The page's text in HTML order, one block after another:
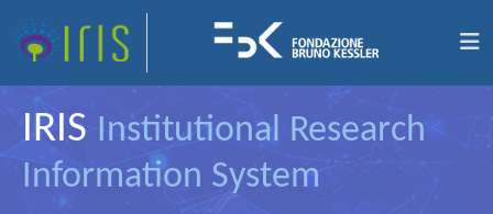
IRIS Institutional Research
Information System